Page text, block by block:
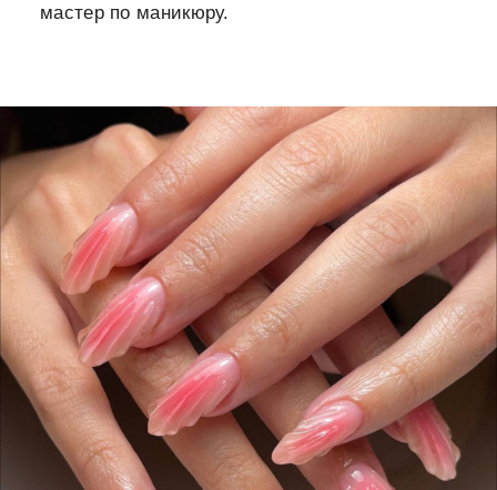
мастер по маникюру.